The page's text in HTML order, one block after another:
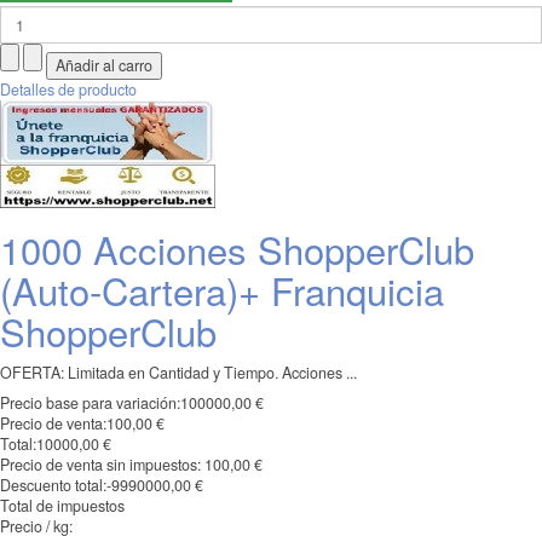
Detalles de producto
1000 Acciones ShopperClub
(Auto-Cartera)+ Franquicia
ShopperClub
OFERTA: Limitada en Cantidad y Tiempo. Acciones ...
Precio base para variación:100000,00 €
Precio de venta:100,00 €
Total:10000,00 €
Precio de venta sin impuestos: 100,00 €
Descuento total:-9990000,00 €
Total de impuestos
Precio / kg: